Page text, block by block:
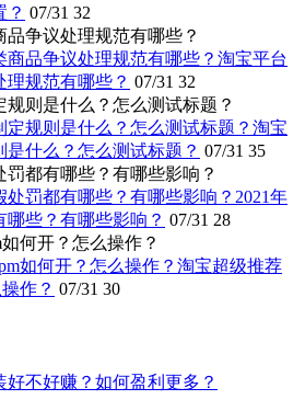
？ 07/31 32
争议处理规范有哪些？
淘宝平台
规范有哪些？ 07/31 32
则是什么？怎么测试标题？
淘宝
什么？怎么测试标题？ 07/31 35
罚都有哪些？有哪些影响？
2021年
些？有哪些影响？ 07/31 28
何开？怎么操作？
淘宝超级推荐
作？ 07/31 30